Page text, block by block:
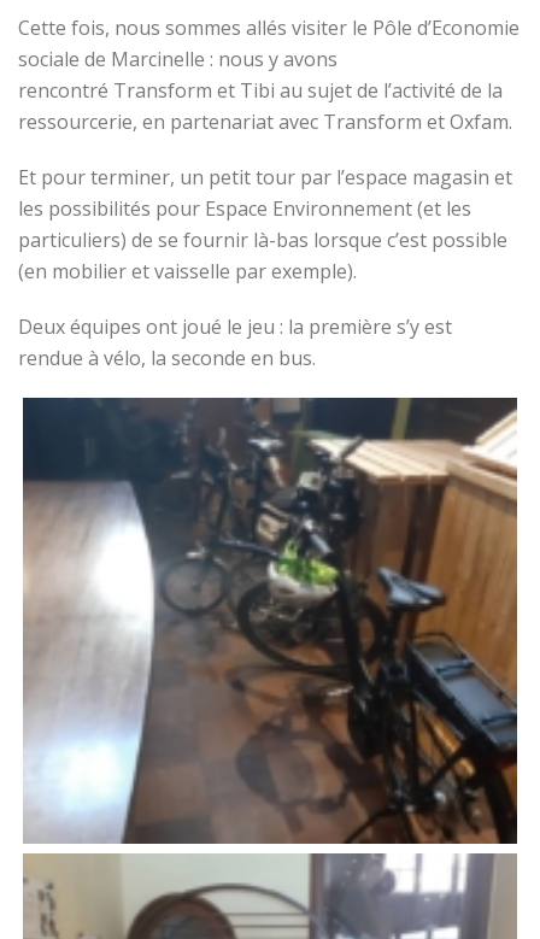
Cette fois, nous sommes allés visiter le Pôle d’Economie
sociale de Marcinelle : nous y avons
rencontré Transform et Tibi au sujet de l’activité de la
ressourcerie, en partenariat avec Transform et Oxfam.
Et pour terminer, un petit tour par l’espace magasin et
les possibilités pour Espace Environnement (et les
particuliers) de se fournir là-bas lorsque c’est possible
(en mobilier et vaisselle par exemple).
Deux équipes ont joué le jeu : la première s’y est
rendue à vélo, la seconde en bus.